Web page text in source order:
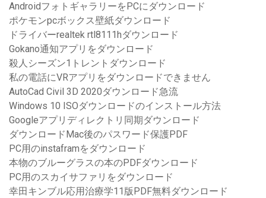
AndroidフォトギャラリーをPCにダウンロード
ポケモンpcボックス壁紙ダウンロード
ドライバーrealtek rtl8111hダウンロード
Gokano通知アプリをダウンロード
殺人シーズン1トレントダウンロード
私の電話にVRアプリをダウンロードできません
AutoCad Civil 3D 2020ダウンロード急流
Windows 10 ISOダウンロードのインストール方法
Googleアプリディレクトリ同期ダウンロード
ダウンロードMac後のパスワード保護PDF
PC用のinstaframをダウンロード
本物のブルーグラスの本のPDFダウンロード
PC用のスカイサファリをダウンロード
幸田キンブル応用治療学11版PDF無料ダウンロード